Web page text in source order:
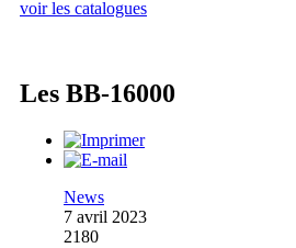
voir les catalogues
Les BB-16000
News
7 avril 2023
2180